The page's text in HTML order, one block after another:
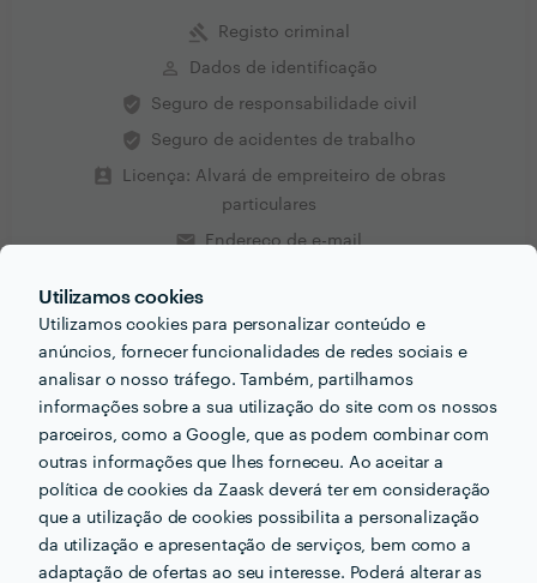
Utilizamos cookies
Utilizamos cookies para personalizar conteúdo e
anúncios, fornecer funcionalidades de redes sociais e
analisar o nosso tráfego. Também, partilhamos
informações sobre a sua utilização do site com os nossos
parceiros, como a Google, que as podem combinar com
outras informações que lhes forneceu. Ao aceitar a
política de cookies da Zaask deverá ter em consideração
que a utilização de cookies possibilita a personalização
da utilização e apresentação de serviços, bem como a
adaptação de ofertas ao seu interesse. Poderá alterar as
gavel Registo criminal
perm_identity Dados de identificação
verified_user Seguro de responsabilidade civil
verified_user Seguro de acidentes de trabalho
perm_contact_calendar
Licença: Alvará de empreiteiro de obras
particulares
email Endereço de e-mail
Receba várias propostas de profissionais como
Aflourenço Construções unip ldaem poucas
Outros serviços proporcionados por Aflourenço